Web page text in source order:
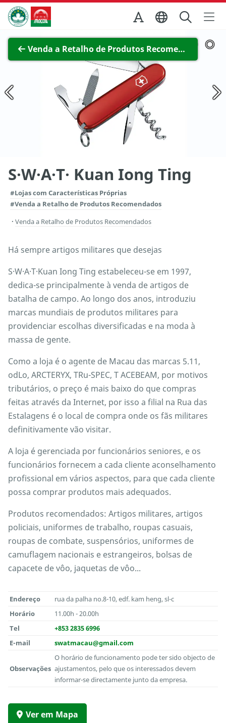
Ir para o conteúdo principal
Direcção dos Serviços de Turismo
Venda a Retalho de Produtos Recomendados
Ver imagem completa
S·W·A·T· Kuan Iong Ting
#Lojas com Características Próprias
#Venda a Retalho de Produtos Recomendados
Venda a Retalho de Produtos Recomendados
Há sempre artigos militares que desejas
S·W·A·T·Kuan Iong Ting estabeleceu-se em 1997,
dedica-se principalmente à venda de artigos de
batalha de campo. Ao longo dos anos, introduziu
marcas mundiais de produtos militares para
providenciar escolhas diversificadas e na moda à
massa de gente.
Como a loja é o agente de Macau das marcas 5.11,
odLo, ARCTERYX, TRu-SPEC, T ACEBEAM, por motivos
tributários, o preço é mais baixo do que compras
feitas através da Internet, por isso a filial na Rua das
Estalagens é o local de compra onde os fãs militares
definitivamente vão visitar.
A loja é gerenciada por funcionários seniores, e os
funcionários fornecem a cada cliente aconselhamento
profissional em vários aspectos, para que cada cliente
possa comprar produtos mais adequados.
Produtos recomendados: Artigos militares, artigos
policiais, uniformes de trabalho, roupas casuais,
roupas de combate, suspensórios, uniformes de
camuflagem nacionais e estrangeiros, bolsas de
capacete de vôo, jaquetas de vôo...
Endereço
rua da palha no.8-10, edf. kam heng, sl-c
Horário
11.00h - 20.00h
Tel
+853 2835 6996
E-mail
swatmacau@gmail.com
Observações
O horário de funcionamento pode ter sido objecto de
ajustamentos, pelo que os interessados devem
informar-se directamente junto da empresa.
Ver em Mapa